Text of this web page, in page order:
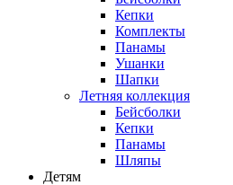
Кепки
Комплекты
Панамы
Ушанки
Шапки
Летняя коллекция
Бейсболки
Кепки
Панамы
Шляпы
Детям